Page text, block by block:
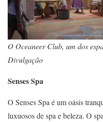
O Oceaneer Club, um dos
Divulgação
Senses Spa
O Senses Spa é um oásis
luxuosos de spa e beleza. O